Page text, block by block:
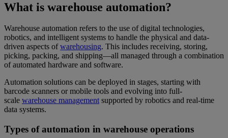
What is warehouse automation?
Warehouse automation refers to the use of digital technologies,
robotics, and intelligent systems to handle the physical and data-
driven aspects ofwarehousing. This includes receiving, storing,
picking, packing, and shipping—all managed through a combination
of automated hardware and software.
Automation solutions can be deployed in stages, starting with
barcode scanners or mobile tools and evolving into full-
scale warehouse managementsupported by robotics and real-time
data systems.
Types of automation in warehouse operations